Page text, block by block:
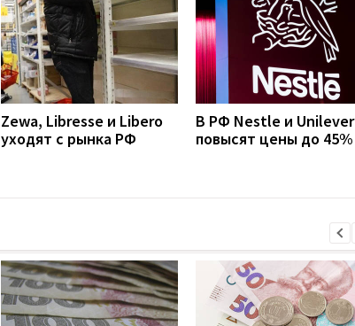
Zewa, Libresse и Libero
уходят с рынка РФ
В РФ Nestle и Unilever
повысят цены до 45%